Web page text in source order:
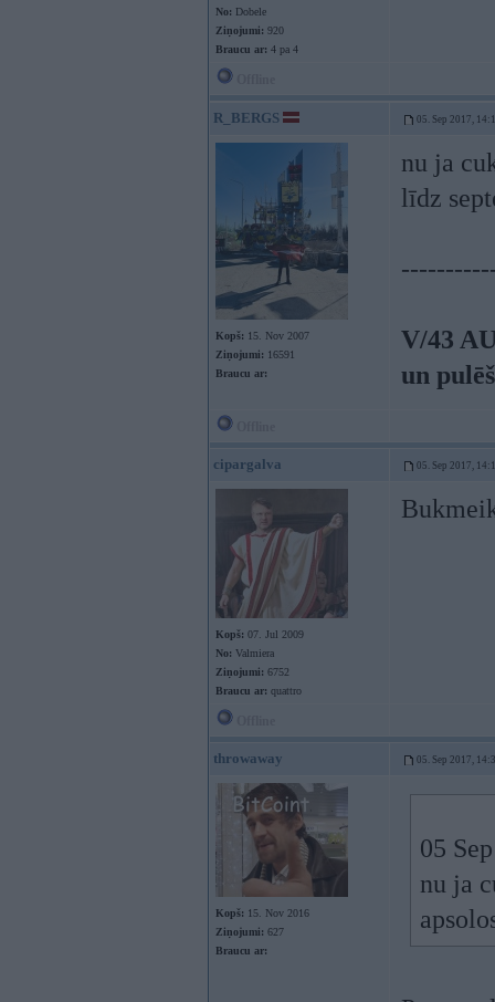
No: Dobele
Ziņojumi: 920
Braucu ar: 4 pa 4
R_BERGS 05. Sep 2017,
Kopš: 15. Nov 2007
Ziņojumi: 16591
Braucu ar:
nu ja
līdz
V/43
un
cipargalva 05. Sep 2017,
Kopš: 07. Jul 2009
No: Valmiera
Ziņojumi: 6752
Braucu ar: quattro
throwaway 05. Sep 2017,
Kopš: 15. Nov 2016
Ziņojumi: 627
Braucu ar:
05
nu ja